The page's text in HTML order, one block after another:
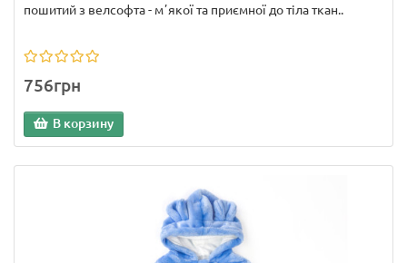
пошитий з велсофта - мʼякої та приємної до тіла ткан..
756грн
В корзину